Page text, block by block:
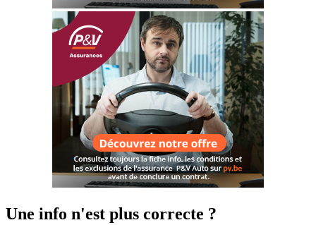
Une info n'est plus correcte ?